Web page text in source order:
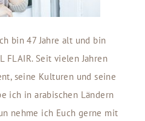
bin 47 Jahre alt und bin
FLAIR. Seit vielen Jahren
seine Kulturen und seine
ich in arabischen Ländern
nehme ich Euch gerne mit